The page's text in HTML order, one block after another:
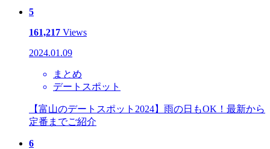
5
161,217 Views
2024.01.09
まとめ
デートスポット
【富山のデートスポット2024】雨の日もOK！最新から
定番までご紹介
6